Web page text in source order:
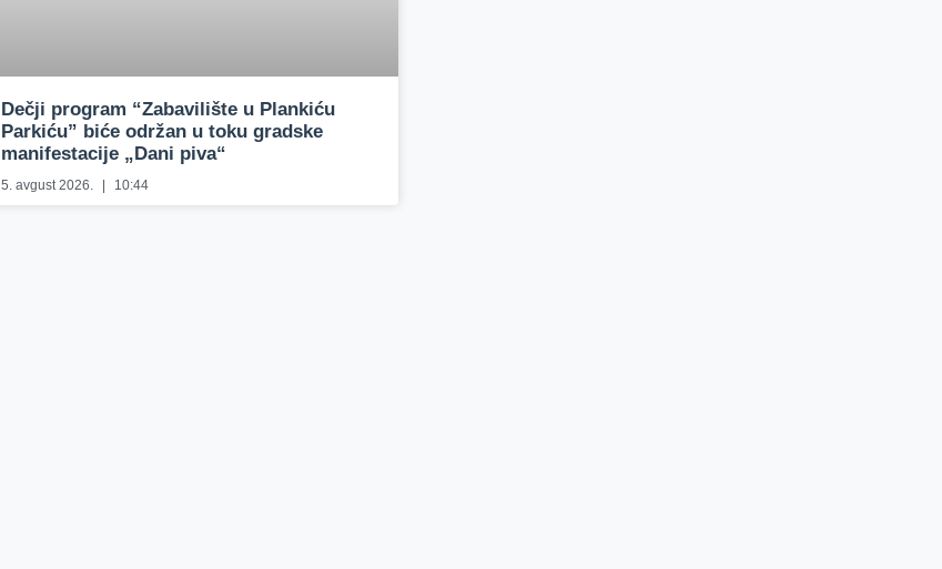
Dečji program “Zabavilište u Plankiću
Parkiću” biće održan u toku gradske
manifestacije „Dani piva“
5. avgust 2026. 10:44